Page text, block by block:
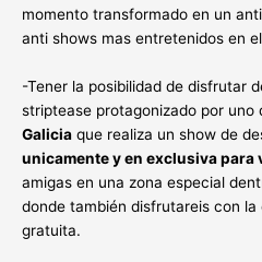
momento transformado en un
anti shows mas entretenidos en
-Tener la posibilidad de disfrutar
striptease protagonizado por uno
Galicia que realiza un show de
unicamente y en exclusiva para
amigas en una zona especial
donde también disfrutareis con
gratuita.